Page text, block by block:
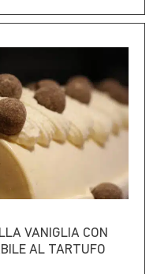
VANIGLIA CON
AL TARTUFO